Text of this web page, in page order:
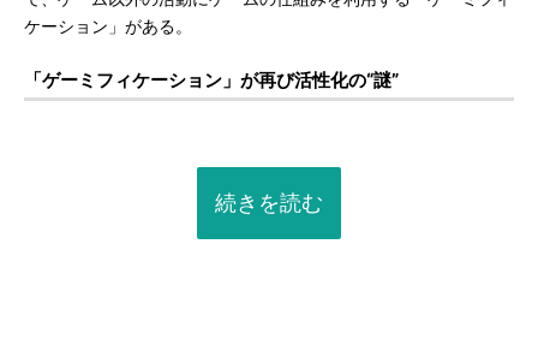
ケーション」がある。
「ゲーミフィケーション」が再び活性化の“謎”
続きを読む